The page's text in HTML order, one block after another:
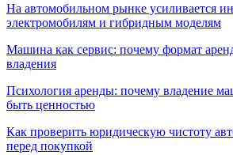
На автомобильном рынке усиливается
электромобилям и гибридным моделям
Машина как сервис: почему формат
владения
Психология аренды: почему владение
быть ценностью
Как проверить юридическую чистоту
перед покупкой